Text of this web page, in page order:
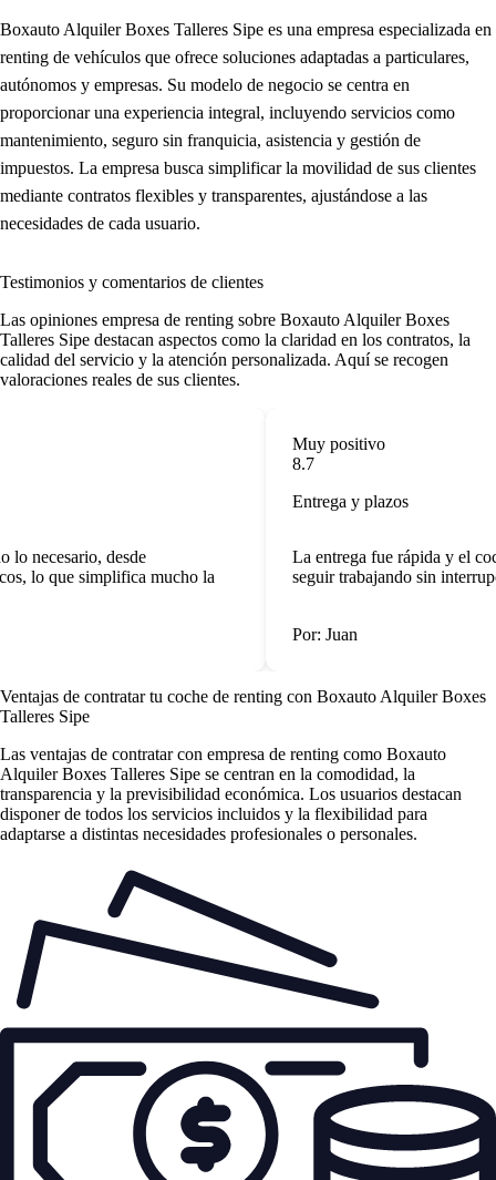
Boxauto Alquiler Boxes Talleres Sipe es una empresa especializada en
renting de vehículos que ofrece soluciones adaptadas a particulares,
autónomos y empresas. Su modelo de negocio se centra en
proporcionar una experiencia integral, incluyendo servicios como
mantenimiento, seguro sin franquicia, asistencia y gestión de
impuestos. La empresa busca simplificar la movilidad de sus clientes
mediante contratos flexibles y transparentes, ajustándose a las
necesidades de cada usuario.
Testimonios y comentarios de clientes
Las opiniones empresa de renting sobre Boxauto Alquiler Boxes
Talleres Sipe destacan aspectos como la claridad en los contratos, la
calidad del servicio y la atención personalizada. Aquí se recogen
valoraciones reales de sus clientes.
necesario, desde
lo que simplifica mucho la
Muy positivo
8.7
Entrega y plazos
La entrega fue rápida y el
seguir trabajando sin
Por: Juan
Ventajas de contratar tu coche de renting con Boxauto Alquiler Boxes
Talleres Sipe
Las ventajas de contratar con empresa de renting como Boxauto
Alquiler Boxes Talleres Sipe se centran en la comodidad, la
transparencia y la previsibilidad económica. Los usuarios destacan
disponer de todos los servicios incluidos y la flexibilidad para
adaptarse a distintas necesidades profesionales o personales.